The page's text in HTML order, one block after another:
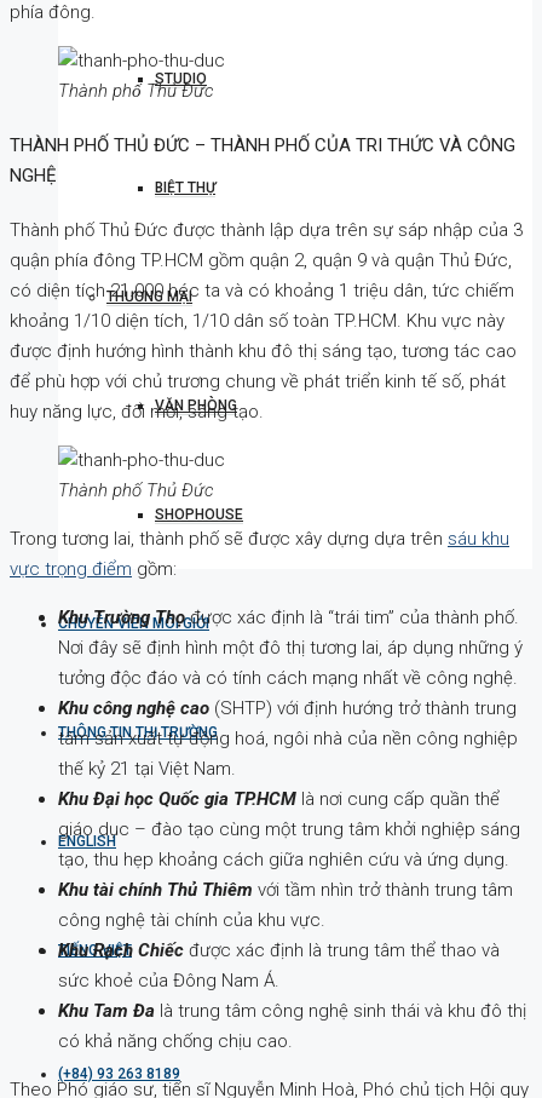
STUDIO
BIỆT THỰ
THƯƠNG MẠI
VĂN PHÒNG
SHOPHOUSE
CHUYÊN VIÊN MÔI GIỚI
THÔNG TIN THỊ TRƯỜNG
ENGLISH
TIẾNG VIỆT
(+84) 93 263 8189
phía đông.
Thành phố Thủ Đức
THÀNH PHỐ THỦ ĐỨC – THÀNH PHỐ CỦA TRI THỨC VÀ CÔNG
NGHỆ
Thành phố Thủ Đức được thành lập dựa trên sự sáp nhập của 3
quận phía đông TP.HCM gồm quận 2, quận 9 và quận Thủ Đức,
có diện tích 21.000 héc ta và có khoảng 1 triệu dân, tức chiếm
khoảng 1/10 diện tích, 1/10 dân số toàn TP.HCM. Khu vực này
được định hướng hình thành khu đô thị sáng tạo, tương tác cao
để phù hợp với chủ trương chung về phát triển kinh tế số, phát
huy năng lực, đổi mới, sáng tạo.
Thành phố Thủ Đức
Trong tương lai, thành phố sẽ được xây dựng dựa trên sáu khu
vực trọng điểm gồm:
Khu Trường Thọđược xác định là “trái tim” của thành phố.
Nơi đây sẽ định hình một đô thị tương lai, áp dụng những ý
tưởng độc đáo và có tính cách mạng nhất về công nghệ.
Khu công nghệ cao (SHTP) với định hướng trở thành trung
tâm sản xuất tự động hoá, ngôi nhà của nền công nghiệp
thế kỷ 21 tại Việt Nam.
Khu Đại học Quốc gia TP.HCM là nơi cung cấp quần thể
giáo dục – đào tạo cùng một trung tâm khởi nghiệp sáng
tạo, thu hẹp khoảng cách giữa nghiên cứu và ứng dụng.
Khu tài chính Thủ Thiêm với tầm nhìn trở thành trung tâm
công nghệ tài chính của khu vực.
Khu Rạch Chiếc được xác định là trung tâm thể thao và
sức khoẻ của Đông Nam Á.
Khu Tam Đa là trung tâm công nghệ sinh thái và khu đô thị
có khả năng chống chịu cao.
Theo Phó giáo sư, tiến sĩ Nguyễn Minh Hoà, Phó chủ tịch Hội quy